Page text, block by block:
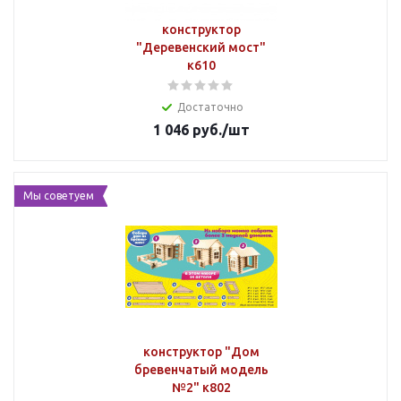
конструктор
"Деревенский мост"
к610
Достаточно
1 046руб./шт
Мы советуем
конструктор "Дом
бревенчатый модель
№2" к802